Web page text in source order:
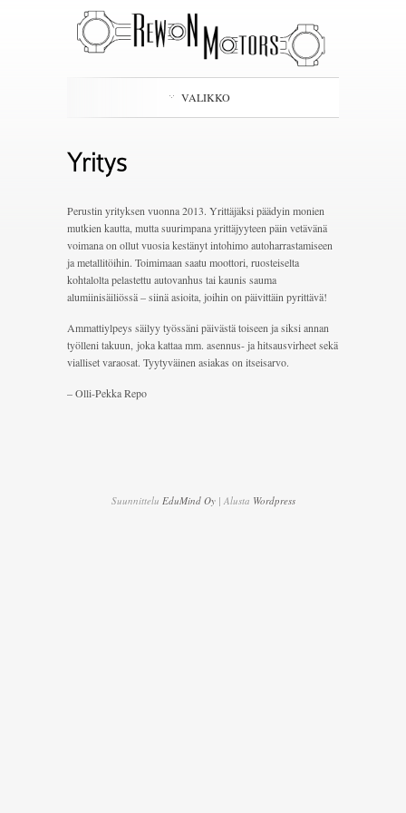
VALIKKO
Yritys
Perustin yrityksen vuonna 2013. Yrittäjäksi päädyin monien
mutkien kautta, mutta suurimpana yrittäjyyteen päin vetävänä
voimana on ollut vuosia kestänyt intohimo autoharrastamiseen
ja metallitöihin. Toimimaan saatu moottori, ruosteiselta
kohtalolta pelastettu autovanhus tai kaunis sauma
alumiinisäiliössä – siinä asioita, joihin on päivittäin pyrittävä!
Ammattiylpeys säilyy työssäni päivästä toiseen ja siksi annan
työlleni takuun, joka kattaa mm. asennus- ja hitsausvirheet sekä
vialliset varaosat. Tyytyväinen asiakas on itseisarvo.
– Olli-Pekka Repo
Suunnittelu EduMind Oy| Alusta Wordpress